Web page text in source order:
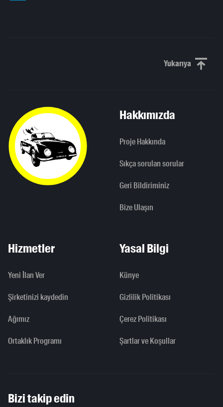
YukarıyaYukarı
Hakkımızda
Proje Hakkında
Sıkça sorulan sorular
Geri Bildiriminiz
Bize Ulaşın
Hizmetler
Yeni İlan Ver
Şirketinizi kaydedin
Ağımız
Ortaklık Programı
Yasal Bilgi
Künye
Gizlilik Politikası
Çerez Politikası
Şartlar ve Koşullar
Bizi takip edin